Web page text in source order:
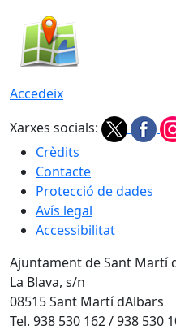
Accedeix
Xarxes socials:
Crèdits
Contacte
Protecció de dades
Avís legal
Accessibilitat
Ajuntament de Sant Martí
La Blava, s/n
08515 Sant Martí dAlbars
Tel. 938 530 162 / 938 530